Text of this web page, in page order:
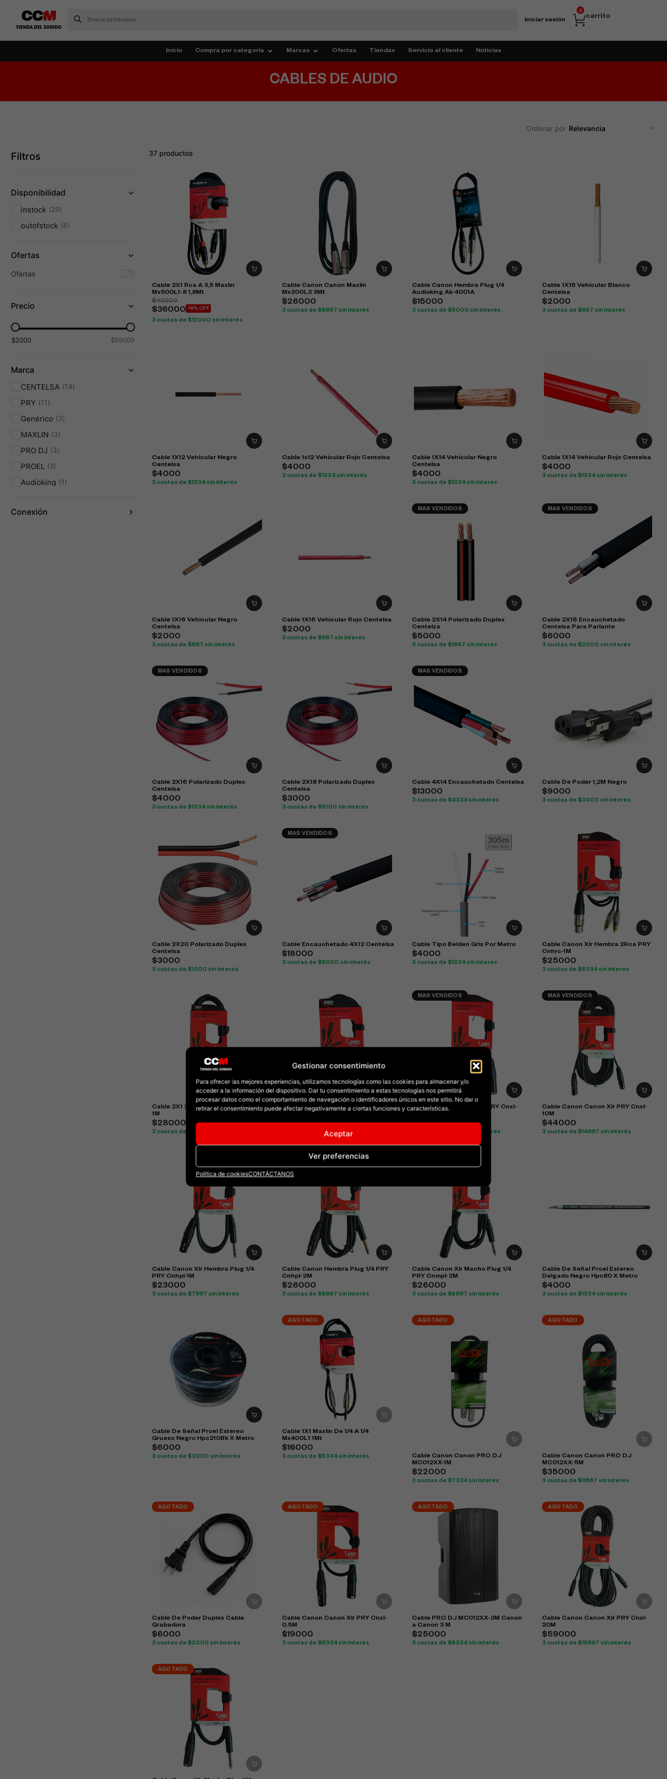
Gestionar consentimiento
Para ofrecer las mejores experiencias, utilizamos tecnologías como las cookies para almacenar y/o
acceder a la información del dispositivo. Dar tu consentimiento a estas tecnologías nos permitirá
procesar datos como el comportamiento de navegación o identificadores únicos en este sitio. No dar o
retirar el consentimiento puede afectar negativamente a ciertas funciones y características.
Aceptar
Ver preferencias
Política de cookiesCONTÁCTANOS
Iniciar sesión carrito
0
Inicio Compra por categoría Marcas Ofertas Tiendas Servicio al cliente Noticias
CABLES DE AUDIO
Filtros
Disponibilidad
instock 29
outofstock 8
Ofertas
Ofertas
Precio
$2000 $59000
Marca
CENTELSA 14
PRY 11
Genérico 3
MAXLIN 3
PRO DJ 3
PROEL 2
Audioking 1
Conexión
37 productos
Cable 2X1 Rca A 3,5 Maxlin
Mx500L1-8 1,8Mt
$42000
$36000 14% OFF
3 cuotas de $12000 sin interés
Cable Canon Canon Maxlin
Mx300L3 3Mt
$26000
3 cuotas de $8667 sin interés
Cable Canon Hembra Plug 1/4
Audioking Ak-4001A
$15000
3 cuotas de $5000 sin interés
Cable 1X16 Vehicular Blanco
Centelsa
$2000
3 cuotas de $667 sin interés
Cable 1X12 Vehicular Negro
Centelsa
$4000
3 cuotas de $1334 sin interés
Cable 1x12 Vehicular Rojo Centelsa
$4000
3 cuotas de $1334 sin interés
Cable 1X14 Vehicular Negro
Centelsa
$4000
3 cuotas de $1334 sin interés
Cable 1X14 Vehicular Rojo Centelsa
$4000
3 cuotas de $1334 sin interés
Cable 1X16 Vehicular Negro
Centelsa
$2000
3 cuotas de $667 sin interés
Cable 1X16 Vehicular Rojo Centelsa
$2000
3 cuotas de $667 sin interés
MAS VENDIDOS
Cable 2X14 Polarizado Duplex
Centelza
$5000
3 cuotas de $1667 sin interés
MAS VENDIDOS
Cable 2X16 Encauchetado
Centelsa Para Parlante
$6000
3 cuotas de $2000 sin interés
MAS VENDIDOS
Cable 2X16 Polarizado Duplex
Centelsa
$4000
3 cuotas de $1334 sin interés
Cable 2X18 Polarizado Duplex
Centelsa
$3000
3 cuotas de $1000 sin interés
MAS VENDIDOS
Cable 4X14 Encauchetado Centelsa
$13000
3 cuotas de $4334 sin interés
Cable De Poder 1,2M Negro
$9000
3 cuotas de $3000 sin interés
Cable 2X20 Polarizado Duplex
Centelsa
$3000
3 cuotas de $1000 sin interés
MAS VENDIDOS
Cable Encauchetado 4X12 Centelsa
$18000
3 cuotas de $6000 sin interés
Cable Tipo Belden Gris Por Metro
$4000
3 cuotas de $1334 sin interés
Cable Canon Xlr Hembra 2Rca PRY
Cnhrc-1M
$25000
3 cuotas de $8334 sin interés
Cable 2X1 2 1/4 A 3,5 PRY Pl2X1Rc-
1M
$28000
3 cuotas de $9334 sin interés
Cable Canon Canon Xlr PRY Cnxl-
$32000
3 cuotas de $10667 sin interés
MAS VENDIDOS
Cable Canon Canon Xlr PRY Cnxl-
$21000
3 cuotas de $7000 sin interés
MAS VENDIDOS
Cable Canon Canon Xlr PRY Cnxl-
10M
$44000
3 cuotas de $14667 sin interés
Cable Canon Xlr Hembra Plug 1/4
PRY Cnhpl-1M
$23000
3 cuotas de $7667 sin interés
Cable Canon Hembra Plug 1/4 PRY
Cnhpl-2M
$26000
3 cuotas de $8667 sin interés
Cable Canon Xlr Macho Plug 1/4
PRY Cnmpl-2M
$26000
3 cuotas de $8667 sin interés
Cable De Señal Proel Estereo
Delgado Negro Hpc80 X Metro
$4000
3 cuotas de $1334 sin interés
Cable De Señal Proel Estereo
Grueso Negro Hpc210Bk X Metro
$6000
3 cuotas de $2000 sin interés
AGOTADO
Cable 1X1 Maxlin De 1/4 A 1/4
Mx400L1 1Mt
$16000
3 cuotas de $5334 sin interés
AGOTADO
Cable Canon Canon PRO DJ
MC012XX-1M
$22000
3 cuotas de $7334 sin interés
AGOTADO
Cable Canon Canon PRO DJ
MC012XX-5M
$35000
3 cuotas de $11667 sin interés
AGOTADO
Cable De Poder Duplex Cable
Grabadora
$6000
3 cuotas de $2000 sin interés
AGOTADO
Cable Canon Canon Xlr PRY Cnxl-
0.5M
$19000
3 cuotas de $6334 sin interés
AGOTADO
Cable PRO DJ MC012XX-3M Canon
a Canon 3 M
$25000
3 cuotas de $8334 sin interés
AGOTADO
Cable Canon Canon Xlr PRY Cnxl-
20M
$59000
3 cuotas de $19667 sin interés
AGOTADO